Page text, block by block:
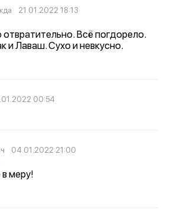
21.01.2022 18:13
Всё погдорело.
и Лаваш. Сухо и невкусно.
00:54
04.01.2022 21:00
в меру!